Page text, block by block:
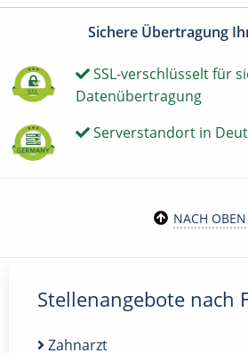
Sichere Übertragung
SSL-verschlüsselt für
Datenübertragung
Serverstandort in
NACH OBEN
Stellenangebote nach
Zahnarzt